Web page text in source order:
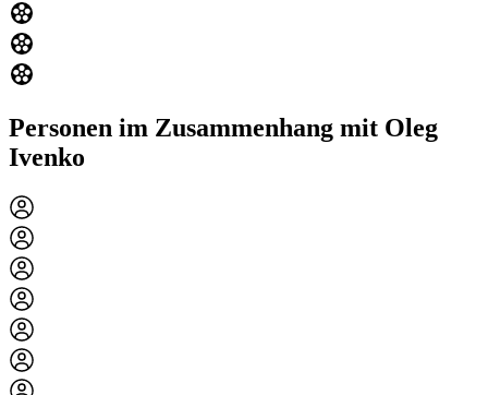
Personen im Zusammenhang mit Oleg
Ivenko